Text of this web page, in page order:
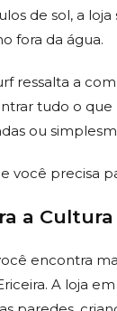
de sol, a
fora da água.
ressalta a
tudo o
ou
você precisa
a
encontra
A loja